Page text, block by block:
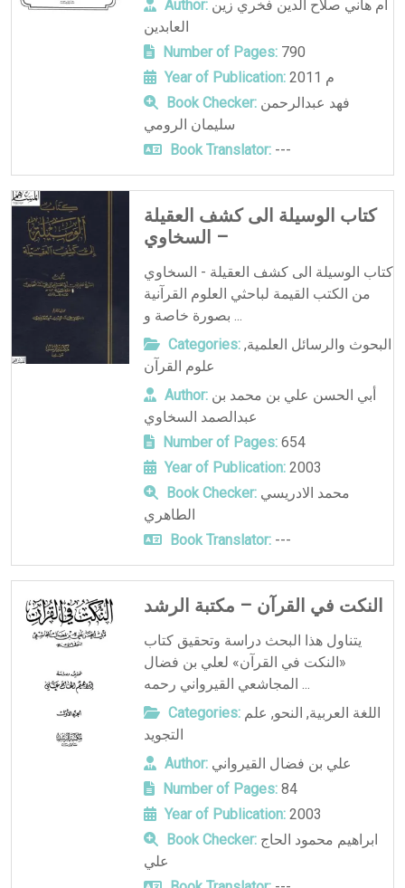
Author: أم هاني صلاح الدين فخري زين
العابدين
Number of Pages:790
Year of Publication:
2011 م
Book Checker:فهد عبدالرحمن
سليمان الرومي
Book Translator:---
كتاب الوسيلة الى كشف العقيلة
– السخاوي
كتاب الوسيلة الى كشف العقيلة - السخاوي
من الكتب القيمة لباحثي العلوم القرآنية
بصورة خاصة و ...
Categories: البحوث والرسائل العلمية,
علوم القرآن
Author: أبي الحسن علي بن محمد بن
عبدالصمد السخاوي
Number of Pages:654
Year of Publication:2003
Book Checker:محمد الادريسي
الطاهري
Book Translator:---
النكت في القرآن – مكتبة الرشد
يتناول هذا البحث دراسة وتحقيق كتاب
«النكت في القرآن» لعلي بن فضال
المجاشعي القيرواني رحمه ...
Categories:
اللغة العربية, النحو, علم
التجويد
Author: علي بن فضال القيرواني
Number of Pages:84
Year of Publication:2003
Book Checker:ابراهيم محمود الحاج
علي